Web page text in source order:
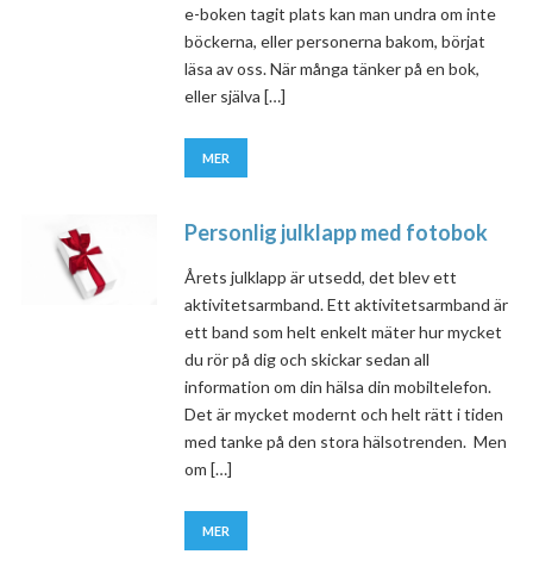
e-boken tagit plats kan man undra om inte
böckerna, eller personerna bakom, börjat
läsa av oss. När många tänker på en bok,
eller själva […]
MER
Personlig julklapp med fotobok
Årets julklapp är utsedd, det blev ett
aktivitetsarmband. Ett aktivitetsarmband är
ett band som helt enkelt mäter hur mycket
du rör på dig och skickar sedan all
information om din hälsa din mobiltelefon.
Det är mycket modernt och helt rätt i tiden
med tanke på den stora hälsotrenden. Men
om […]
MER